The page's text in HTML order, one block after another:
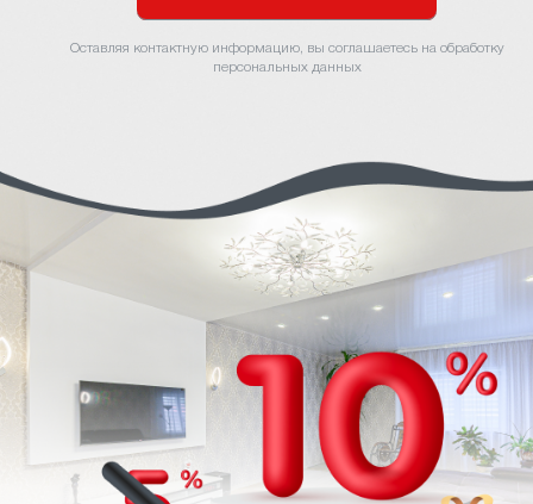
Оставляя контактную информацию, вы соглашаетесь на обработку
персональных данных